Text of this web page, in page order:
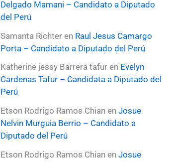
Delgado Mamani – Candidato a Diputado
del Perú
Samanta Richteren Raul Jesus Camargo
Porta – Candidato a Diputado del Perú
Katherine jessy Barrera tafuren Evelyn
Cardenas Tafur – Candidata a Diputado del
Perú
Etson Rodrigo Ramos Chianen Josue
Nelvin Murguia Berrio – Candidato a
Diputado del Perú
Etson Rodrigo Ramos Chianen Josue